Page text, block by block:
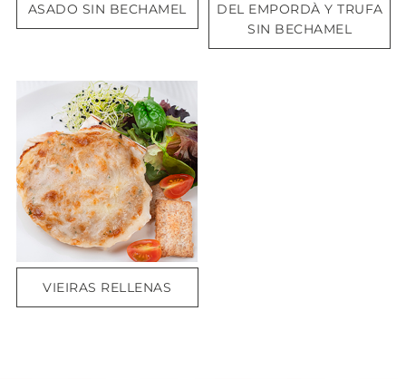
ASADO SIN BECHAMEL
DEL EMPORDÀ Y TRUFA
SIN BECHAMEL
VIEIRAS RELLENAS